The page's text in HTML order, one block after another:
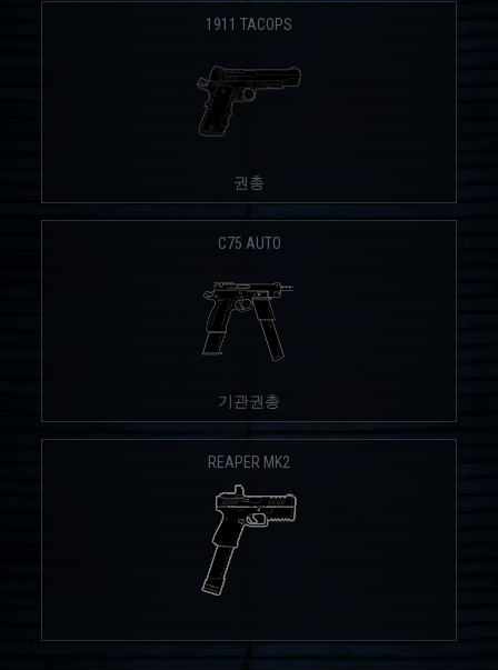
1911 TACOPS
권총
C75 AUTO
기관권총
REAPER MK2